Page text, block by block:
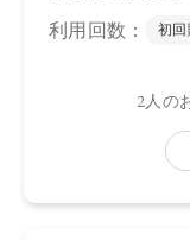
【メーカー品番】
店舗でお問い合わせ
・02 Icy Lilac
・03 Silky Rose
【店舗発売日】